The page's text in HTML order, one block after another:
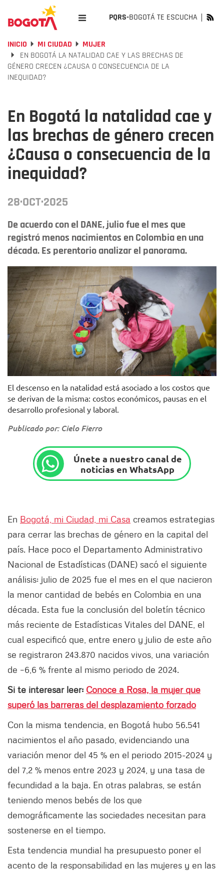
PQRS-BOGOTÁ TE ESCUCHA
INICIO MI CIUDAD
MUJER
EN BOGOTÁ LA NATALIDAD CAE Y LAS BRECHAS DE
GÉNERO CRECEN ¿CAUSA O CONSECUENCIA DE LA
INEQUIDAD?
En Bogotá la natalidad cae y
las brechas de género crecen
¿Causa o consecuencia de la
inequidad?
28·OCT·2025
De acuerdo con el DANE, julio fue el mes que
registró menos nacimientos en Colombia en una
década. Es perentorio analizar el panorama.
Foto: Secretaría de la Mujer
El descenso en la natalidad está asociado a los costos que
se derivan de la misma: costos económicos, pausas en el
desarrollo profesional y laboral.
Publicado por: Cielo Fierro
Únete a nuestro canal de
noticias en WhatsApp
En Bogotá, mi Ciudad, mi Casa creamos estrategias
para cerrar las brechas de género en la capital del
país. Hace poco el Departamento Administrativo
Nacional de Estadísticas (DANE) sacó el siguiente
análisis: julio de 2025 fue el mes en el que nacieron
la menor cantidad de bebés en Colombia en una
década. Esta fue la conclusión del boletín técnico
más reciente de Estadísticas Vitales del DANE, el
cual especificó que, entre enero y julio de este año
se registraron 243.870 nacidos vivos, una variación
de –6,6 % frente al mismo periodo de 2024.
Si te interesar leer: Conoce a Rosa, la mujer que
superó las barreras del desplazamiento forzado
Con la misma tendencia, en Bogotá hubo 56.541
nacimientos el año pasado, evidenciando una
variación menor del 45 % en el periodo 2015-2024 y
del 7,2 % menos entre 2023 y 2024, y una tasa de
fecundidad a la baja. En otras palabras, se están
teniendo menos bebés de los que
demográficamente las sociedades necesitan para
sostenerse en el tiempo.
Esta tendencia mundial ha presupuesto poner el
acento de la responsabilidad en las mujeres y en las